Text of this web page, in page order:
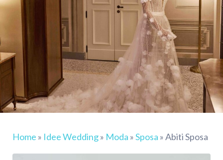
Home » Idee Wedding» Moda »Sposa »Abiti Sposa